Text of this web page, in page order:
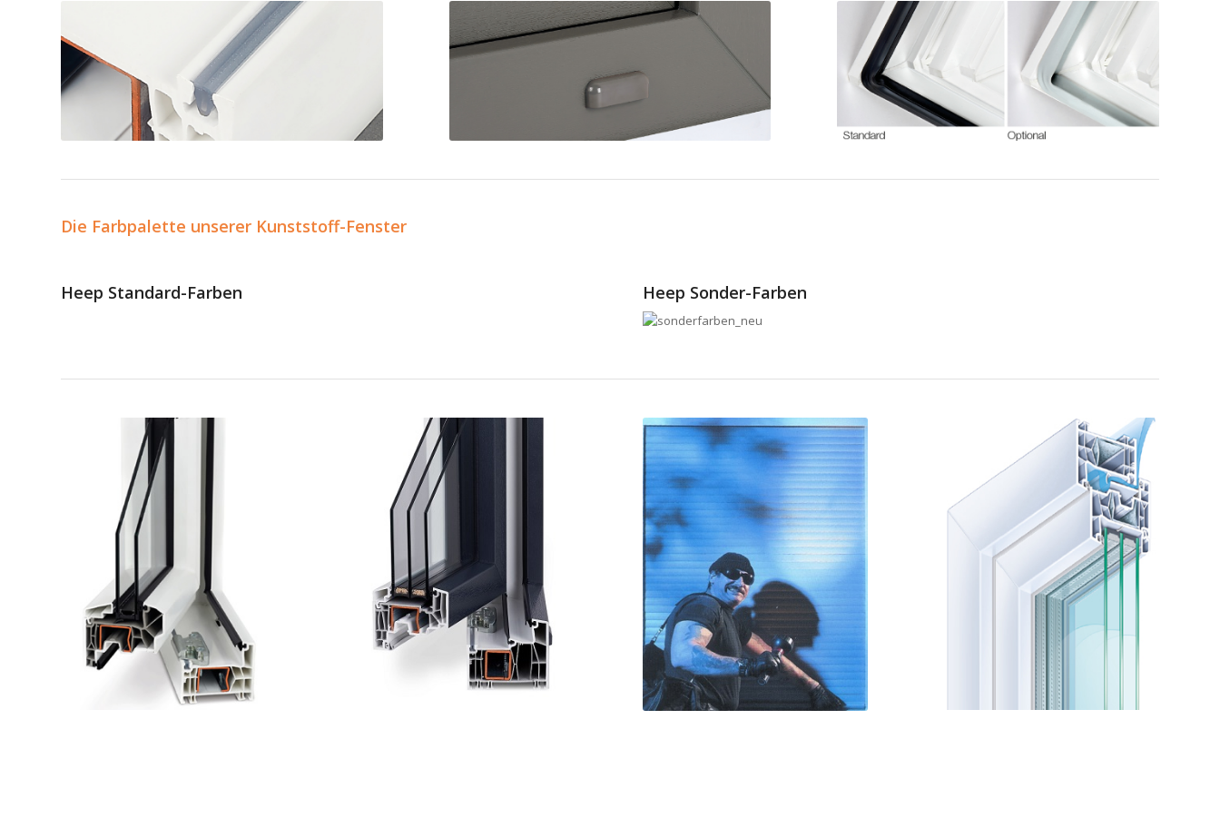
Zur einfachen Reinigung
sind alle Heep-Fenster
mit Staubleisten
ausgestattet
Optisch ansprechende
Wasserschlitzkappen
verhindern beim starkem
Wind das Eindringen von
EPDM-Dichtungen in schwarz
oder grau verbessern die
Dichtwirkung dauerhaft und
tragen zum Werterhalt bei
Die Farbpalette unserer Kunststoff-Fenster
Heep Standard-Farben Heep Sonder-Farben
Kunststoff-
Fenster 76plus
Kunststoff-
Fenster 88pro
Sicherheit Schallschutz